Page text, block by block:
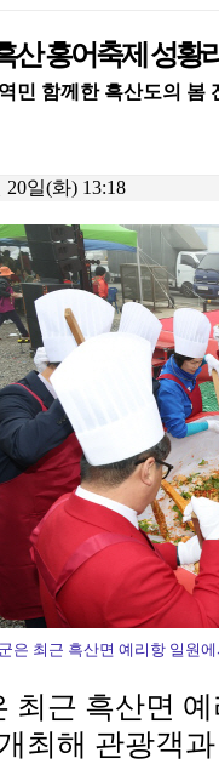
산 홍어축제 성황
민 함께한 흑산도의 봄
20일(화) 13:18
은 최근 흑산면 예리항 일원
최근 흑산면
최해 관광객